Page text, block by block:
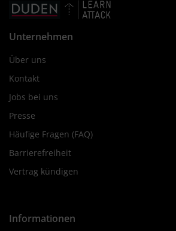
Unternehmen
Über uns
Kontakt
Jobs bei uns
Presse
Häufige Fragen (FAQ)
Barrierefreiheit
Vertrag kündigen
Informationen